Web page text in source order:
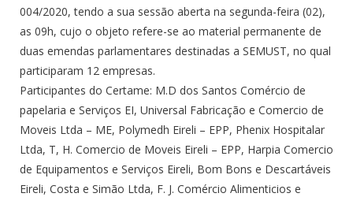
004/2020, tendo a sua sessão aberta na segunda-feira (02),
as 09h, cujo o objeto refere-se ao material permanente de
duas emendas parlamentares destinadas a SEMUST, no qual
participaram 12 empresas.
Participantes do Certame: M.D dos Santos Comércio de
papelaria e Serviços EI, Universal Fabricação e Comercio de
Moveis Ltda – ME, Polymedh Eireli – EPP, Phenix Hospitalar
Ltda, T, H. Comercio de Moveis Eireli – EPP, Harpia Comercio
de Equipamentos e Serviços Eireli, Bom Bons e Descartáveis
Eireli, Costa e Simão Ltda, F. J. Comércio Alimenticios e